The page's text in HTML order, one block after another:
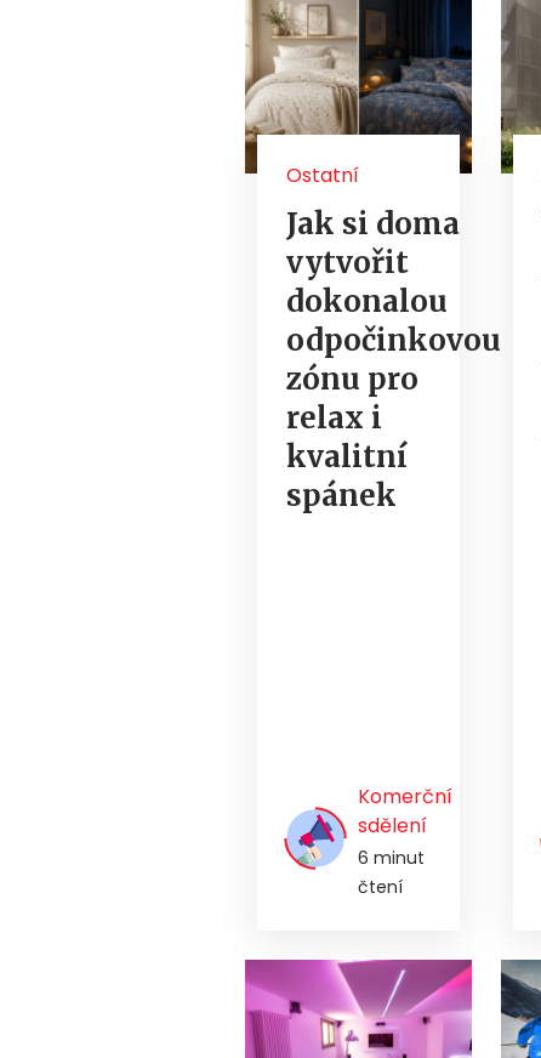
Ostatní
Jak si doma
vytvořit
dokonalou
odpočinkovou
zónu pro
relax i
kvalitní
spánek
Komerční
sdělení
6 minut
čtení